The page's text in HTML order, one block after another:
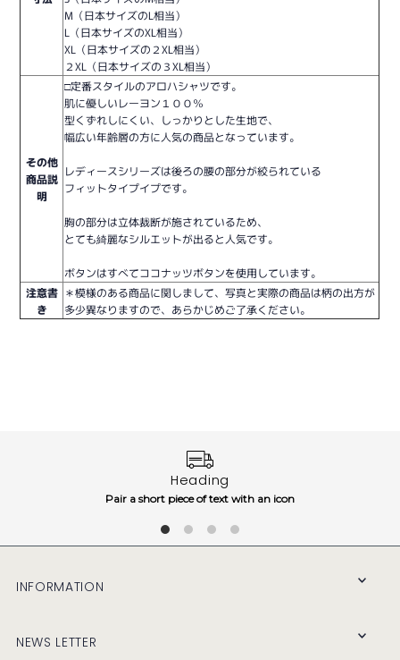
M（日本サイズのL相当）
L（日本サイズのXL相当）
XL（日本サイズの２XL相当）
２XL（日本サイズの３XL相当）
その他
商品説
明
□定番スタイルのアロハシャツです。
肌に優しいレーヨン１００％
型くずれしにくい、しっかりとした生地で、
幅広い年齢層の方に人気の商品となっています。
レディースシリーズは後ろの腰の部分が絞られている
フィットタイプイプです。
胸の部分は立体裁断が施されているため、
とても綺麗なシルエットが出ると人気です。
ボタンはすべてココナッツボタンを使用しています。
注意書
き
＊模様のある商品に関しまして、写真と実際の商品は柄の出方が
多少異なりますので、あらかじめご了承ください。
Heading
Pair a short piece of text with an icon
INFORMATION
NEWS LETTER